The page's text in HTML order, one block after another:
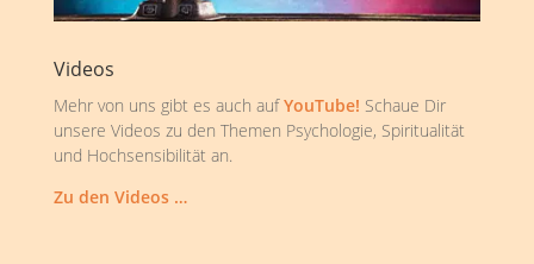
Videos
Mehr von uns gibt es auch aufYouTube! Schaue Dir
unsere Videos zu den Themen Psychologie, Spiritualität
und Hochsensibilität an.
Zu den Videos …